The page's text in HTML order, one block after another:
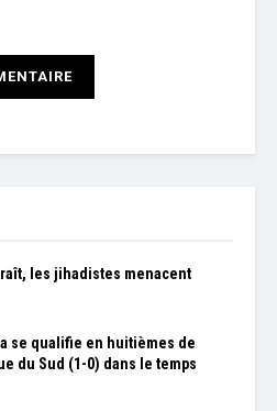
les jihadistes menacent
se qualifie en huitièmes de
du Sud (1-0) dans le temps